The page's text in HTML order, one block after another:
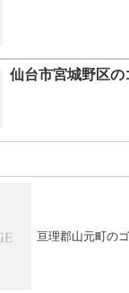
仙台市宮城野区
亘理郡山元町の